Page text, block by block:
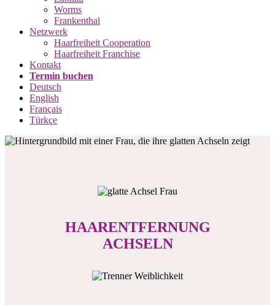
Worms
Frankenthal
Netzwerk
Haarfreiheit Cooperation
Haarfreiheit Franchise
Kontakt
Termin buchen
Deutsch
English
Français
Türkçe
HAARENTFERNUNG
ACHSELN